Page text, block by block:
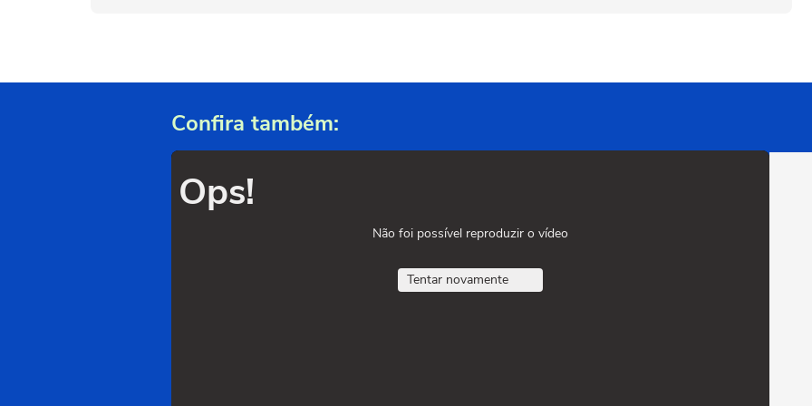
Confira também:
Ops!
Não foi possível reproduzir o vídeo
Tentar novamente